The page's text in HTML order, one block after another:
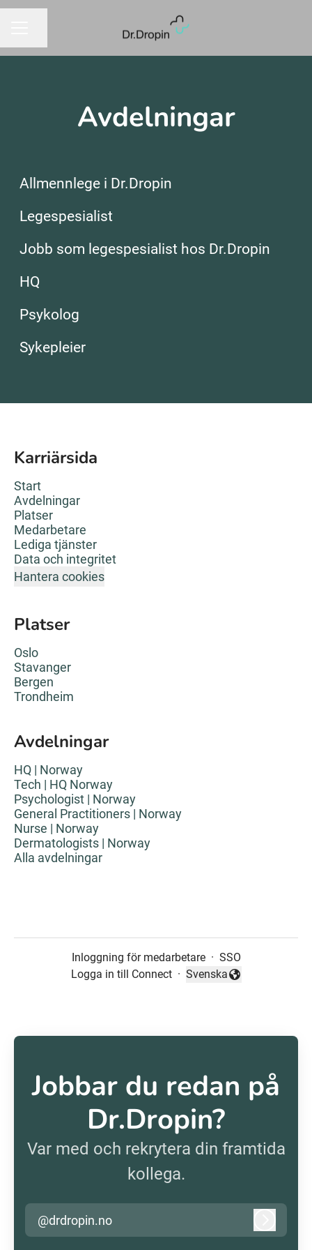
Avdelningar
General Practitioners | Norway
Allmennlege i Dr.Dropin
Legespesialist
Jobb som legespesialist hos Dr.Dropin
HQ
Psykolog
Sykepleier
General Practitioner | Dr.Dropin
Occupational health service |
Karriärsida
Start
Avdelningar
Platser
Medarbetare
Lediga tjänster
Data och integritet
Hantera cookies
Platser
Oslo
Stavanger
Bergen
Trondheim
Avdelningar
HQ | Norway
Tech | HQ Norway
Psychologist | Norway
General Practitioners | Norway
Nurse | Norway
Dermatologists | Norway
Alla avdelningar
Inloggning för medarbetare · SSO
Logga in till Connect ·
Byt språk
Svenska
Jobbar du redan på
Dr.Dropin?
Var med och rekrytera din framtida
kollega.
@drdropin.no